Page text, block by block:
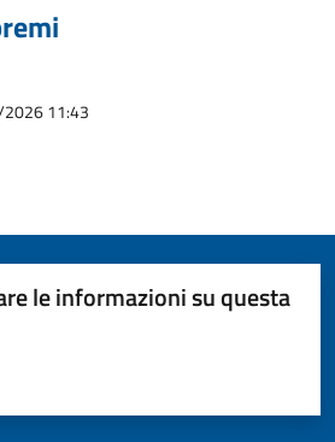
11:43
le informazioni su questa
5 stelle su 5
su 5
su 5